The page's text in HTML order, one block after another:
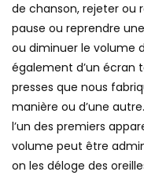
de chanson, rejeter ou
pause ou reprendre
ou diminuer le volume
également d’un écran
presses que nous
manière ou d’une
l’un des premiers
volume peut être
on les déloge des